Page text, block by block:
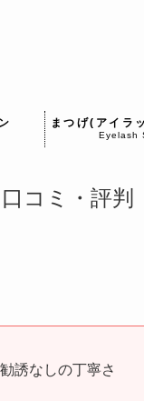
まつげ(アイラ
Eyelash
コミ・評判
誘なしの丁寧さ